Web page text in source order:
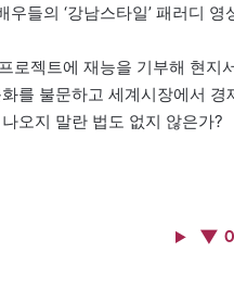
우들의 ‘강남스타일’ 패러디
로젝트에 재능을 기부해 현
를 불문하고 세계시장에서
나오지 말란 법도 없지 않은가?
▼